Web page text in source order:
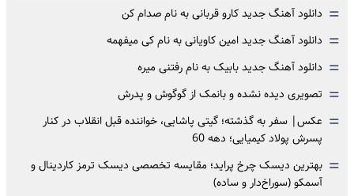
= دانلود آهنگ جدید کارو قربانی به نام صدام کن
= دانلود آهنگ جدید امین کاویانی به نام کی میفهمه
= دانلود آهنگ جدید بابیک به نام رفتنی میره
= تصویری دیده نشده و بانمک از گوگوش و پدرش
= عکس| سفر به گذشته؛ گیتی پاشایی، خواننده قبل انقلاب در کنار
پسرش پولاد کیمیایی؛ دهه 60
= بهترین دیسک چرخ پراید؛ مقایسه تخصصی دیسک ترمز کاردینال و
آسمکو (سوراخ‌دار و ساده)